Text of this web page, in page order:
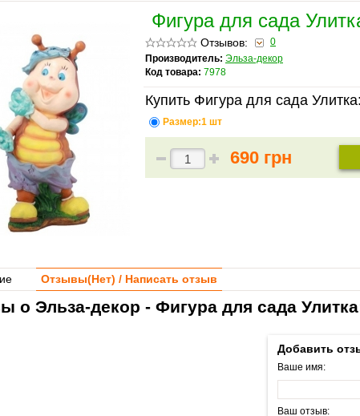
Фигура для сада
Отзывов:
0
Производитель: Эльза-декор
Код товара: 7978
Купить Фигура для сада Улитка:
Размер:1 шт
690 грн
Отзывы(Нет) / Написать отзыв
о Эльза-декор - Фигура для сада
Добавить
Ваше имя:
Ваш отзыв: